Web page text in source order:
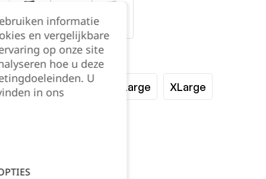
Maat:
Small Medium Large XLarge
informatie
en vergelijkbare
op onze site
hoe u deze
U
in ons